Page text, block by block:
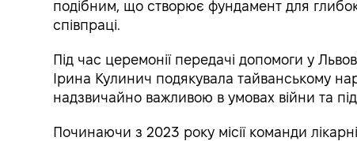
подібним, що створює фундамент для
співпраці.
Під час церемонії передачі допомоги у
Ірина Кулинич подякувала тайванському
надзвичайно важливою в умовах війни та
Починаючи з 2023 року місії команди